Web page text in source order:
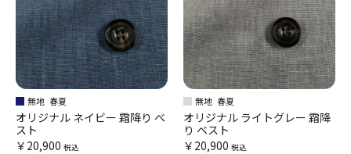
無地 春夏
オリジナル ネイビー 霜降り ベ
スト
￥20,900 税込
無地 春夏
オリジナル ライトグレー 霜降
り ベスト
￥20,900 税込